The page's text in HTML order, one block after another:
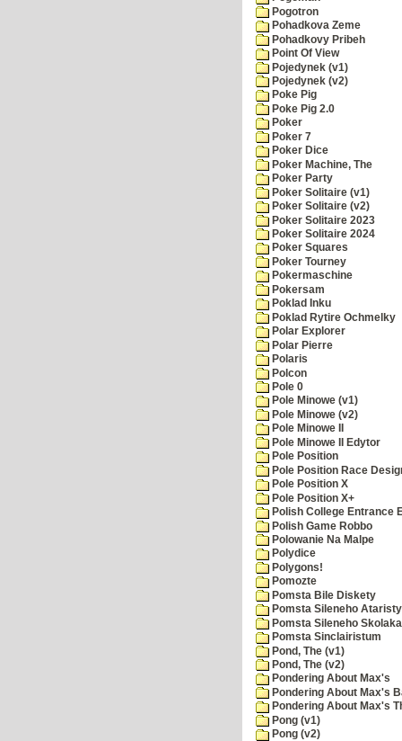
Pogotron
Pohadkova Zeme
Pohadkovy Pribeh
Point Of View
Pojedynek (v1)
Pojedynek (v2)
Poke Pig
Poke Pig 2.0
Poker
Poker 7
Poker Dice
Poker Machine, The
Poker Party
Poker Solitaire (v1)
Poker Solitaire (v2)
Poker Solitaire 2023
Poker Solitaire 2024
Poker Squares
Poker Tourney
Pokermaschine
Pokersam
Poklad Inku
Poklad Rytire Ochmelky
Polar Explorer
Polar Pierre
Polaris
Polcon
Pole 0
Pole Minowe (v1)
Pole Minowe (v2)
Pole Minowe II
Pole Minowe II Edytor
Pole Position
Pole Position Race
Pole Position X
Pole Position X+
Polish College Entrance
Polish Game Robbo
Polowanie Na Malpe
Polydice
Polygons!
Pomozte
Pomsta Bile Diskety
Pomsta Sileneho Ataristy
Pomsta Sileneho Skolaka
Pomsta Sinclairistum
Pond, The (v1)
Pond, The (v2)
Pondering About Max's
Pondering About Max's
Pondering About Max's
Pong (v1)
Pong (v2)